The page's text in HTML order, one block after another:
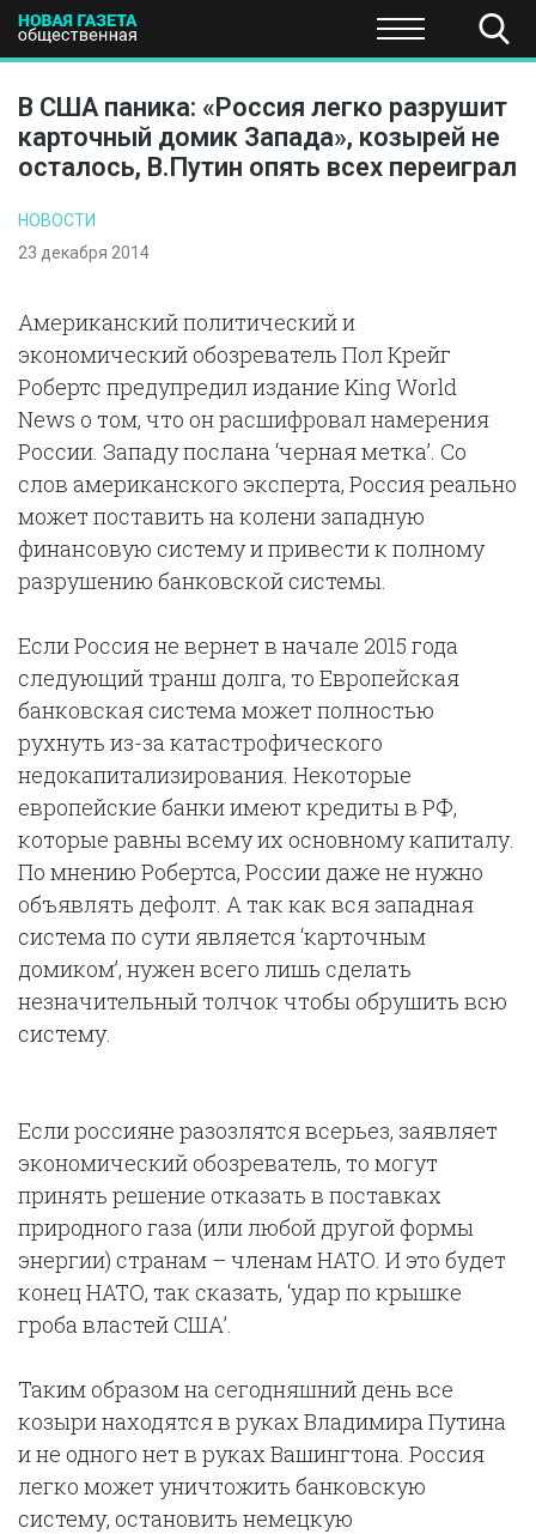
ПОЛИТИКА ЭКОНОМИКА НАУКА И
В США паника: «Россия легко разрушит
карточный домик Запада», козырей не
осталось, В.Путин опять всех переиграл
НОВОСТИ
23 декабря 2014
Американский политический и
экономический обозреватель Пол Крейг
Робертс предупредил издание King World
News о том, что он расшифровал намерения
России. Западу послана ‘черная метка’. Со
слов американского эксперта, Россия реально
может поставить на колени западную
финансовую систему и привести к полному
разрушению банковской системы.
Если Россия не вернет в начале 2015 года
следующий транш долга, то Европейская
банковская система может полностью
рухнуть из-за катастрофического
недокапитализирования. Некоторые
европейские банки имеют кредиты в РФ,
которые равны всему их основному капиталу.
По мнению Робертса, России даже не нужно
объявлять дефолт. А так как вся западная
система по сути является ‘карточным
домиком’, нужен всего лишь сделать
незначительный толчок чтобы обрушить всю
систему.
Если россияне разозлятся всерьез, заявляет
экономический обозреватель, то могут
принять решение отказать в поставках
природного газа (или любой другой формы
энергии) странам – членам НАТО. И это будет
конец НАТО, так сказать, ‘удар по крышке
гроба властей США’.
Таким образом на сегодняшний день все
козыри находятся в руках Владимира Путина
и не одного нет в руках Вашингтона. Россия
легко может уничтожить банковскую
систему, остановить немецкую